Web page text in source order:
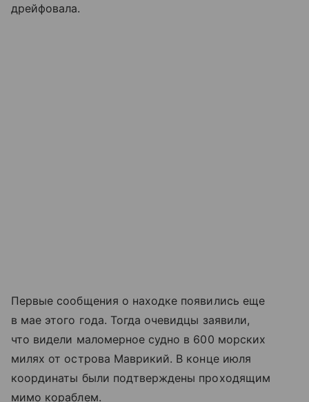
дрейфовала.
Первые сообщения о находке появились еще
в мае этого года. Тогда очевидцы заявили,
что видели маломерное судно в 600 морских
милях от острова Маврикий. В конце июля
координаты были подтверждены проходящим
мимо кораблем.